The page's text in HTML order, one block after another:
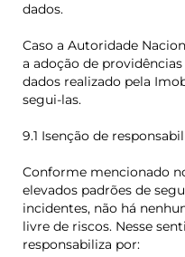
dados.
Caso a Autoridade
a adoção de
dados realizado pela
segui-las.
9.1 Isenção de
Conforme mencionado
elevados padrões de
incidentes, não há
livre de riscos. Nesse
responsabiliza por: